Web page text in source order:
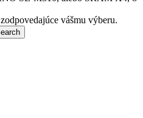
vášmu výberu.